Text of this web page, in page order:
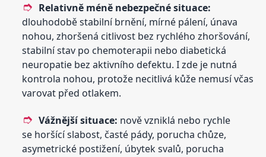
Relativně méně nebezpečné situace:
dlouhodobě stabilní brnění, mírné pálení, únava
nohou, zhoršená citlivost bez rychlého zhoršování,
stabilní stav po chemoterapii nebo diabetická
neuropatie bez aktivního defektu. I zde je nutná
kontrola nohou, protože necitlivá kůže nemusí včas
varovat před otlakem.
Vážnější situace: nově vzniklá nebo rychle
se horšící slabost, časté pády, porucha chůze,
asymetrické postižení, úbytek svalů, porucha